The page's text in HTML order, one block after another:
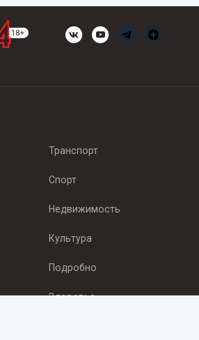
Транспорт
Спорт
Недвижимость
Культура
Подробно
Здоровье